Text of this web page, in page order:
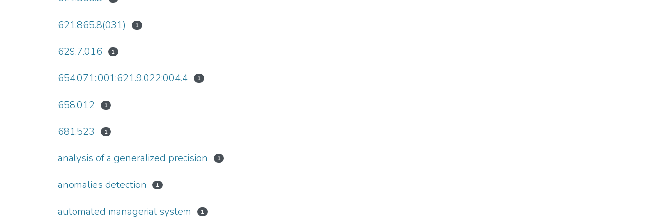
621.865.8(031) 1
629.7.016 1
654.071:.001:621.9.022:004.4 1
658.012 1
681.523 1
analysis of a generalized precision 1
anomalies detection 1
automated managerial system 1